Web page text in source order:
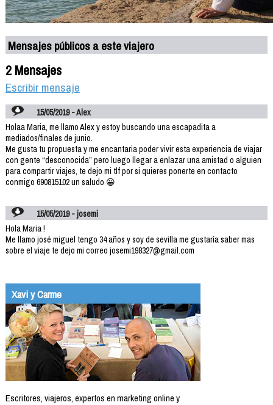
Mensajes públicos a este viajero
2 Mensajes
Escribir mensaje
15/05/2019 - Alex
Holaa Maria, me llamo Alex y estoy buscando una escapadita a
mediados/finales de junio.
Me gusta tu propuesta y me encantaria poder vivir esta experiencia de viajar
con gente “desconocida” pero luego llegar a enlazar una amistad o alguien
para compartir viajes, te dejo mi tlf por si quieres ponerte en contacto
conmigo 690815102 un saludo 😀
15/05/2019 - josemi
Hola Maria !
Me llamo josé miguel tengo 34 años y soy de sevilla me gustaría saber mas
sobre el viaje te dejo mi correo josemi198327@gmail.com
Xavi y Carme
Escritores, viajeros, expertos en marketing online y